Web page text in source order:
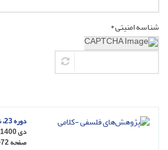
شناسه امنیتی *
دوره 23، شماره 4 - شماره پیاپی 90
دی 1400
صفحه